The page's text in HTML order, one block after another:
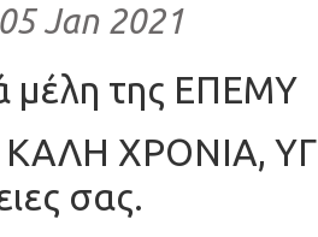
Jan 2021
μέλη της ΕΠΕΜΥ
ΚΑΛΗ ΧΡΟΝΙΑ,
σας.